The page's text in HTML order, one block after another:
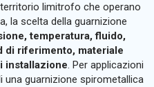
limitrofo che operano
la scelta della guarnizione
temperatura, fluido,
di riferimento, materiale
installazione. Per applicazioni
una guarnizione spirometallica